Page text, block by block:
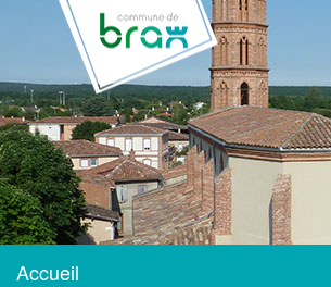
BRAX
Accueil